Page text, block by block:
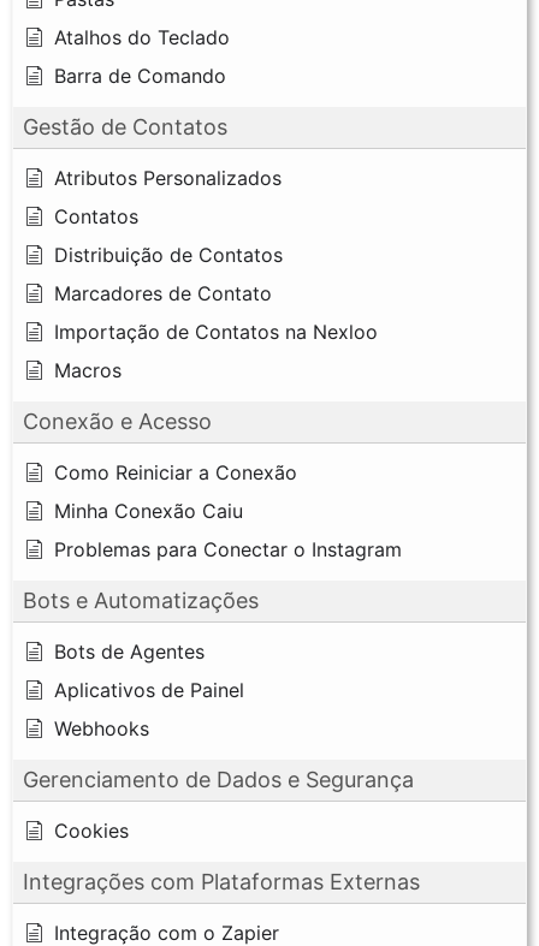
Atalhos do Teclado
Barra de Comando
Gestão de Contatos
Atributos Personalizados
Contatos
Distribuição de Contatos
Marcadores de Contato
Importação de Contatos na Nexloo
Macros
Conexão e Acesso
Como Reiniciar a Conexão
Minha Conexão Caiu
Problemas para Conectar o Instagram
Bots e Automatizações
Bots de Agentes
Aplicativos de Painel
Webhooks
Gerenciamento de Dados e Segurança
Cookies
Integrações com Plataformas Externas
Integração com o Zapier